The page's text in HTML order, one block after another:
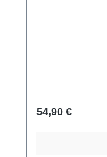
Regulärer Preis:
54,90 €